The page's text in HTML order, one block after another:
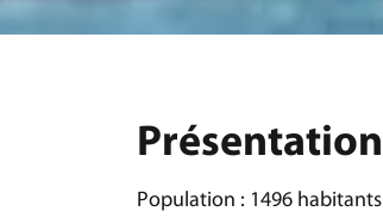
Présentation
Population : 1496 habitants